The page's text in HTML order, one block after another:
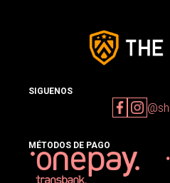
SIGUENOS
MÉTODOS DE PAGO